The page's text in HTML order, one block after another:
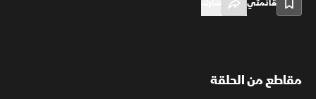
قائمتي
مقاطع من الحلقة